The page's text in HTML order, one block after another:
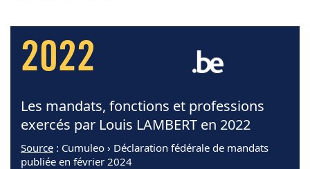
2022
Les mandats, fonctions et professions
exercés par Louis LAMBERT en 2022
Source : Cumuleo › Déclaration fédérale de mandats
publiée en février 2024